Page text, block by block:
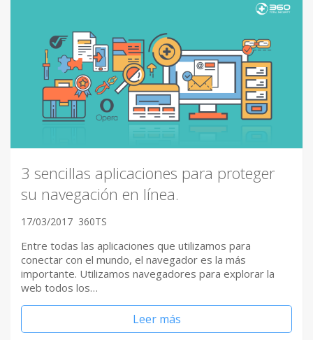
3 sencillas aplicaciones para proteger
su navegación en línea.
17/03/2017 360TS
Entre todas las aplicaciones que utilizamos para
conectar con el mundo, el navegador es la más
importante. Utilizamos navegadores para explorar la
web todos los…
Leer más